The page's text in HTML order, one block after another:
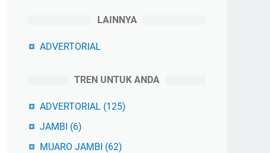
LAINNYA
ADVERTORIAL
TREN UNTUK ANDA
ADVERTORIAL (125)
JAMBI (6)
MUARO JAMBI (62)